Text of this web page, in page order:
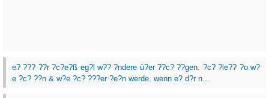
e? ??? ??r ?c?e?ß eg?l w?? ?ndere ü?er ??c? ??gen. ?c? ?le?? ?o w?
e ?c? ??n & w?e ?c? ???er ?e?n werde. wenn e? d?r n...